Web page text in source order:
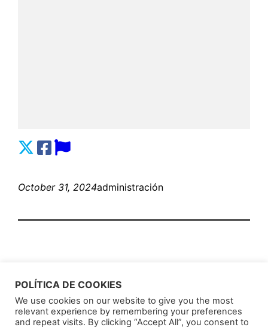
October 31, 2024administración
AnunciosLatinProudly powered byWordPress
POLÍTICA DE COOKIES
We use cookies on our website to give you the most
relevant experience by remembering your preferences
and repeat visits. By clicking “Accept All”, you consent to